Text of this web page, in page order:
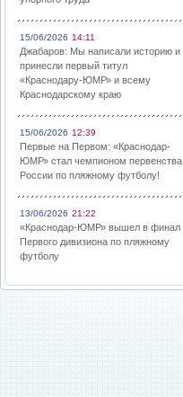
15/06/2026 14:11
Джабаров: Мы написали историю и
принесли первый титул
«Краснодару-ЮМР» и всему
Краснодарскому краю
15/06/2026 12:39
Первые на Первом: «Краснодар-
ЮМР» стал чемпионом первенства
России по пляжному футболу!
13/06/2026 21:22
«Краснодар-ЮМР» вышел в финал
Первого дивизиона по пляжному
футболу